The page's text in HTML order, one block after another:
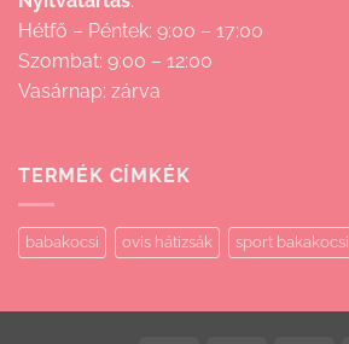
Hétfő – Péntek: 9:00 – 17:00
Szombat: 9:00 – 12:00
Vasárnap: zárva
TERMÉK CÍMKÉK
babakocsi ovis hátizsák sport bakakocsi